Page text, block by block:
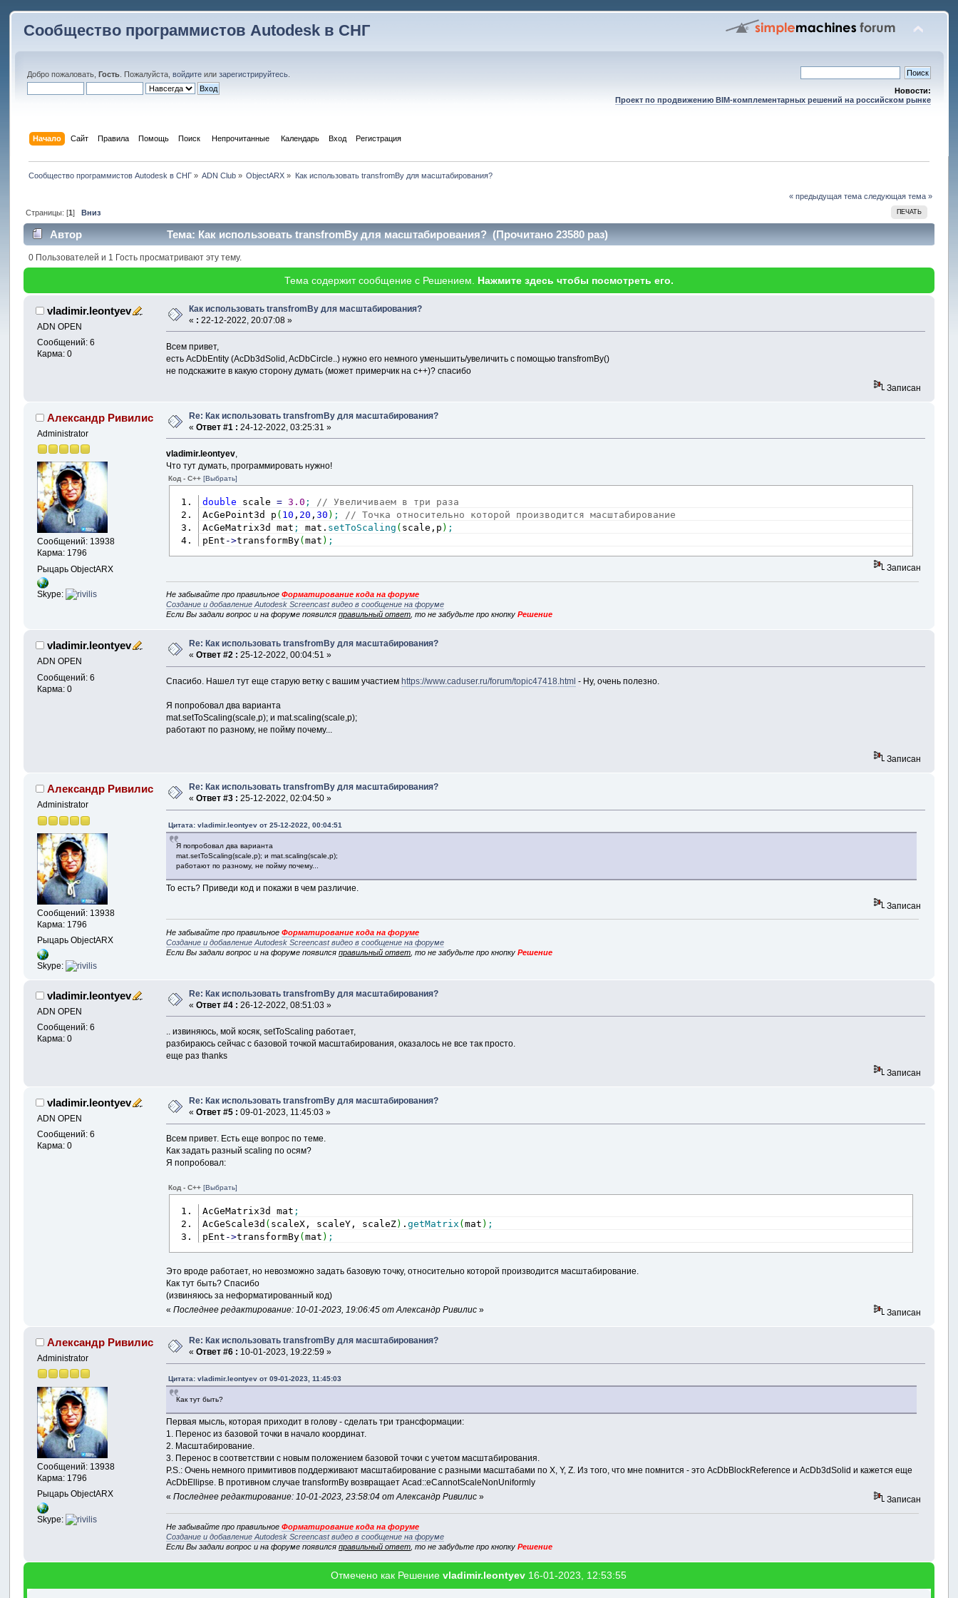
Сообщество программистов Autodesk в СНГ
Добро пожаловать,Гость . Пожалуйста,войдите илизарегистрируйтесь
Новости:
Проект по продвижению BIM-комплементарных решений на российском рынке
Начало Сайт Правила Помощь Поиск Непрочитанные Календарь Вход Регистрация
Сообщество программистов Autodesk в СНГ» ADN Club » ObjectARX » Как использовать transfromBy для масштабирования?
« предыдущая тема следующая тема »
ПЕЧАТЬ
Страницы: [1] Вниз
Автор Тема: Как использовать transfromBy для масштабирования? (Прочитано 23580 раз)
0 Пользователей и 1 Гость просматривают эту тему.
Тема содержит сообщение с Решением. Нажмите здесь чтобы посмотреть его.
vladimir.leontyev
ADN OPEN
Сообщений: 6
Карма: 0
Как использовать transfromBy для масштабирования?
« : 22-12-2022, 20:07:08 »
Всем привет,
есть AcDbEntity (AcDb3dSolid, AcDbCircle..) нужно его немного уменьшить/увеличить с помощью transfromBy()
не подскажите в какую сторону думать (может примерчик на с++)? спасибо
Записан
Александр Ривилис
Administrator
Сообщений: 13938
Карма: 1796
Рыцарь ObjectARX
Skype:
Re: Как использовать transfromBy для масштабирования?
«Ответ #1 : 24-12-2022, 03:25:31 »
vladimir.leontyev,
Что тут думать, программировать нужно!
Код - C++[Выбрать]
double scale = 3.0 ;
// Увеличиваем в три раза
AcGePoint3d p ( 10 , 20 ,30 ) ;
// Точка относительно которой производится масштабирование
AcGeMatrix3d mat ; mat. setToScaling ( scale,p ) ;
pEnt ->transformBy(mat ) ;
Записан
Не забывайте про правильноеФорматирование кода на форуме
Создание и добавление Autodesk Screencast видео в сообщение на форуме
Если Вы задали вопрос и на форуме появилсяправильный ответ , то не забудьте про кнопкуРешение
vladimir.leontyev
ADN OPEN
Сообщений: 6
Карма: 0
Re: Как использовать transfromBy для масштабирования?
«Ответ #2 : 25-12-2022, 00:04:51 »
Спасибо. Нашел тут еще старую ветку с вашим участием https://www.caduser.ru/forum/topic47418.html - Ну, очень полезно.
Я попробовал два варианта
mat.setToScaling(scale,p); и mat.scaling(scale,p);
работают по разному, не пойму почему...
Записан
Александр Ривилис
Administrator
Сообщений: 13938
Карма: 1796
Рыцарь ObjectARX
Skype:
Re: Как использовать transfromBy для масштабирования?
«Ответ #3 : 25-12-2022, 02:04:50 »
Цитата: vladimir.leontyev от 25-12-2022, 00:04:51
Я попробовал два варианта
mat.setToScaling(scale,p); и mat.scaling(scale,p);
работают по разному, не пойму почему...
То есть? Приведи код и покажи в чем различие.
Записан
Не забывайте про правильноеФорматирование кода на форуме
Создание и добавление Autodesk Screencast видео в сообщение на форуме
Если Вы задали вопрос и на форуме появилсяправильный ответ , то не забудьте про кнопкуРешение
vladimir.leontyev
ADN OPEN
Сообщений: 6
Карма: 0
Re: Как использовать transfromBy для масштабирования?
«Ответ #4 : 26-12-2022, 08:51:03 »
.. извиняюсь, мой косяк, setToScaling работает,
разбираюсь сейчас с базовой точкой масштабирования, оказалось не все так просто.
еще раз thanks
Записан
vladimir.leontyev
ADN OPEN
Сообщений: 6
Карма: 0
Re: Как использовать transfromBy для масштабирования?
«Ответ #5 : 09-01-2023, 11:45:03 »
Всем привет. Есть еще вопрос по теме.
Как задать разный scaling по осям?
Я попробовал:
Код - C++[Выбрать]
AcGeMatrix3d mat ;
AcGeScale3d ( scaleX, scaleY, scaleZ) .getMatrix (mat ) ;
pEnt ->transformBy(mat ) ;
Это вроде работает, но невозможно задать базовую точку, относительно которой производится масштабирование.
Как тут быть? Спасибо
(извиняюсь за неформатированный код)
«Последнее редактирование: 10-01-2023, 19:06:45 от Александр Ривилис » Записан
Александр Ривилис
Administrator
Сообщений: 13938
Карма: 1796
Рыцарь ObjectARX
Skype:
Re: Как использовать transfromBy для масштабирования?
«Ответ #6 : 10-01-2023, 19:22:59 »
Цитата: vladimir.leontyev от 09-01-2023, 11:45:03
Как тут быть?
Первая мысль, которая приходит в голову - сделать три трансформации:
1. Перенос из базовой точки в начало координат.
2. Масштабирование.
3. Перенос в соответствии с новым положением базовой точки с учетом масштабирования.
P.S.: Очень немного примитивов поддерживают масштабирование с разными масштабами по X, Y, Z. Из того, что мне помнится - это AcDbBlockReference и AcDb3dSolid и кажется еще
AcDbEllipse. В противном случае transformBy возвращает Acad::eCannotScaleNonUniformly
«Последнее редактирование: 10-01-2023, 23:58:04 от Александр Ривилис » Записан
Не забывайте про правильноеФорматирование кода на форуме
Создание и добавление Autodesk Screencast видео в сообщение на форуме
Если Вы задали вопрос и на форуме появилсяправильный ответ , то не забудьте про кнопкуРешение
Отмечено как Решениеvladimir.leontyev 16-01-2023, 12:53:55